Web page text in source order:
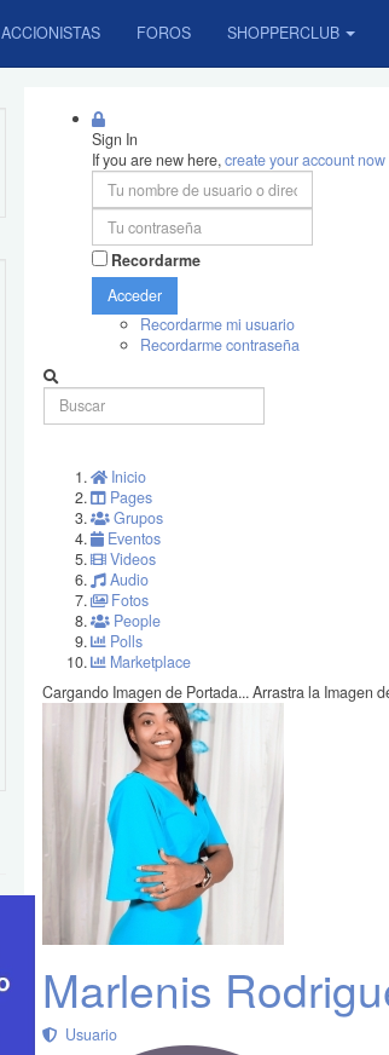
ACCIONISTAS FOROS SHOPPERCLUB
Sign In
If you are new here,create your account now
Recordarme
Acceder
Recordarme mi usuario
Recordarme contraseña
Inicio
Pages
Grupos
Eventos
Videos
Audio
Fotos
People
Polls
Marketplace
Cargando Imagen de Portada...Arrastra la Imagen
Marlenis
Usuario